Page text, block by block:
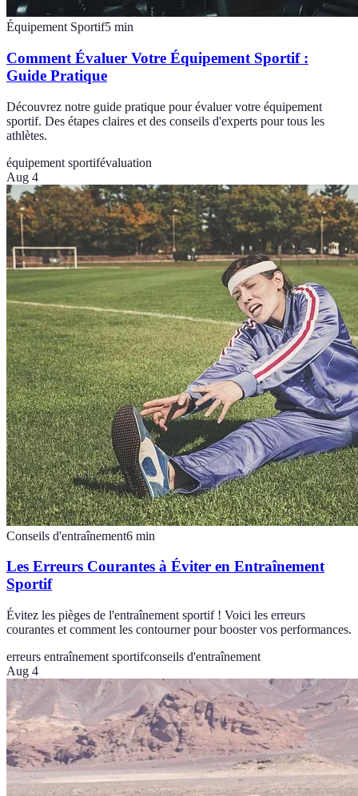
Équipement Sportif5 min
Comment Évaluer Votre Équipement Sportif :
Guide Pratique
Découvrez notre guide pratique pour évaluer votre équipement
sportif. Des étapes claires et des conseils d'experts pour tous les
athlètes.
équipement sportifévaluation
Aug 4
Conseils d'entraînement6 min
Les Erreurs Courantes à Éviter en Entraînement
Sportif
Évitez les pièges de l'entraînement sportif ! Voici les erreurs
courantes et comment les contourner pour booster vos performances.
erreurs entraînement sportifconseils d'entraînement
Aug 4